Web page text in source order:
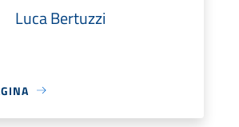
Luca Bertuzzi